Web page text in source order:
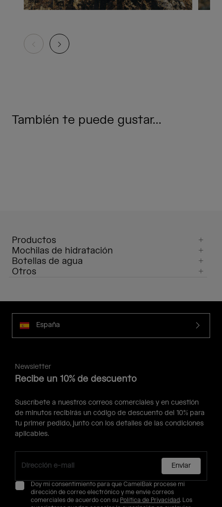
También te puede gustar...
Productos
Mochilas de hidratación
Botellas de agua
Otros
España
Newsletter
Recibe un 10% de descuento
Suscríbete a nuestros correos comerciales y en cuestión
de minutos recibirás un código de descuento del 10% para
tu primer pedido, junto con los detalles de las condiciones
aplicables.
Enviar
Doy mi consentimiento para que CamelBak procese mi
dirección de correo electrónico y me envíe correos
comerciales de acuerdo con su Política de Privacidad. Los